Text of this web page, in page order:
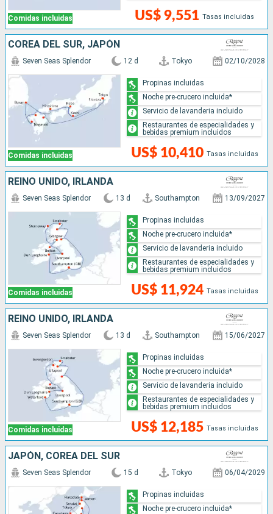
Comidas incluidas US$ 9,551 Tasas incluidas
COREA DEL SUR, JAPÓN
Comidas incluidas
Seven Seas Splendor 12 d Tokyo 02/10/2028
US$ 10,410 Tasas incluidas
Propinas incluidas
Noche pre-crucero incluida*
Servicio de lavanderia incluido
Restaurantes de especialidades y
bebidas premium incluidos
REINO UNIDO, IRLANDA
Comidas incluidas
Seven Seas Splendor 13 d Southampton 13/09/2027
US$ 11,924 Tasas incluidas
Propinas incluidas
Noche pre-crucero incluida*
Servicio de lavanderia incluido
Restaurantes de especialidades y
bebidas premium incluidos
REINO UNIDO, IRLANDA
Comidas incluidas
Seven Seas Splendor 13 d Southampton 15/06/2027
US$ 12,185 Tasas incluidas
Propinas incluidas
Noche pre-crucero incluida*
Servicio de lavanderia incluido
Restaurantes de especialidades y
bebidas premium incluidos
JAPÓN, COREA DEL SUR
Seven Seas Splendor 15 d Tokyo 06/04/2029
Propinas incluidas
Noche pre-crucero incluida*